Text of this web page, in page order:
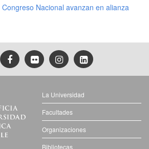
Nacional avanzan en alianza
La Universidad
Facultades
Organizaciones
Bibliotecas